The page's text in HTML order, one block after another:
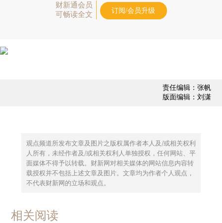
财新通会员
可畅读全文
订阅/会员升级
责任编辑：张帆
版面编辑：刘潇
观点频道所发布文章及图片之版权属作者本人及/或相关权利
人所有，未经作者及/或相关权利人单独授权，任何网站、平
面媒体不得予以转载。财新网对相关媒体的网站信息内容转
载授权并不包括上述文章及图片。文章均为作者个人观点，
不代表财新网的立场和观点。
相关阅读